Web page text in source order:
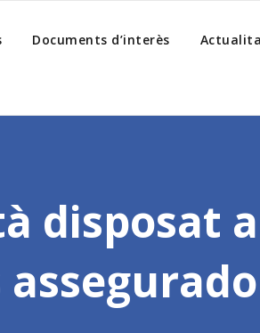
Documents d’interès
disposat a